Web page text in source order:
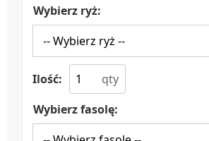
Wybierz ryż:
Ilość:
Wybierz fasolę: